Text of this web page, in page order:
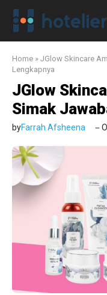
Langsung
Home » JGlow Skincare
Lengkapnya
JGlow
Simak
byFarrah Afsheena